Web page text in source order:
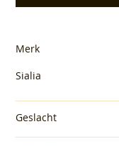
Merk
Sialia
Geslacht